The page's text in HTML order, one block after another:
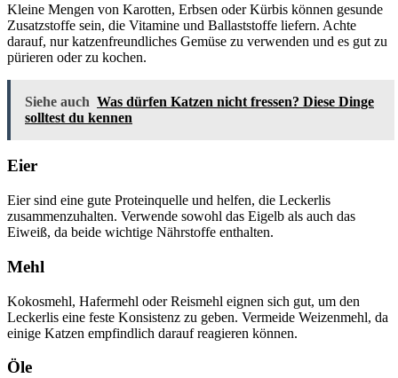
Kleine Mengen von Karotten, Erbsen oder Kürbis können gesunde
Zusatzstoffe sein, die Vitamine und Ballaststoffe liefern. Achte
darauf, nur katzenfreundliches Gemüse zu verwenden und es gut zu
pürieren oder zu kochen.
Siehe auch Was dürfen Katzen nicht fressen? Diese Dinge
solltest du kennen
Eier
Eier sind eine gute Proteinquelle und helfen, die Leckerlis
zusammenzuhalten. Verwende sowohl das Eigelb als auch das
Eiweiß, da beide wichtige Nährstoffe enthalten.
Mehl
Kokosmehl, Hafermehl oder Reismehl eignen sich gut, um den
Leckerlis eine feste Konsistenz zu geben. Vermeide Weizenmehl, da
einige Katzen empfindlich darauf reagieren können.
Öle